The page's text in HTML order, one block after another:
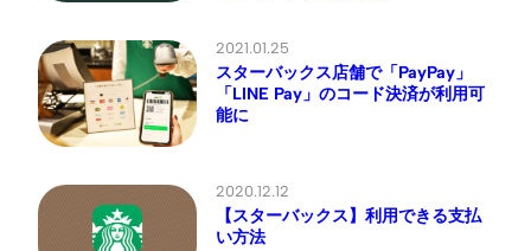
2021.01.25
スターバックス店舗で「PayPay」
「LINE Pay」のコード決済が利用可
能に
2020.12.12
【スターバックス】利用できる支払
い方法